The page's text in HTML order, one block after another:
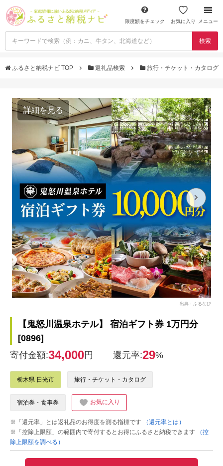
限度額をチェック お気に入り メニュー
検索
ふるさと納税ナビ TOP 返礼品検索 旅行・チケット・カタログ
詳細を見る
出典：ふるなび
【鬼怒川温泉ホテル】 宿泊ギフト券 1万円分
[0896]
寄付金額:34,000円 還元率:29%
栃木県 日光市 旅行・チケット・カタログ
宿泊券・食事券 お気に入り
※「還元率」とは返礼品のお得度を測る指標です
（還元率とは）
※「控除上限額」の範囲内で寄付するとお得にふるさと納税できます
（控
除上限額を調べる）